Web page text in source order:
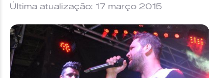
Última atualização: 17 março 2015